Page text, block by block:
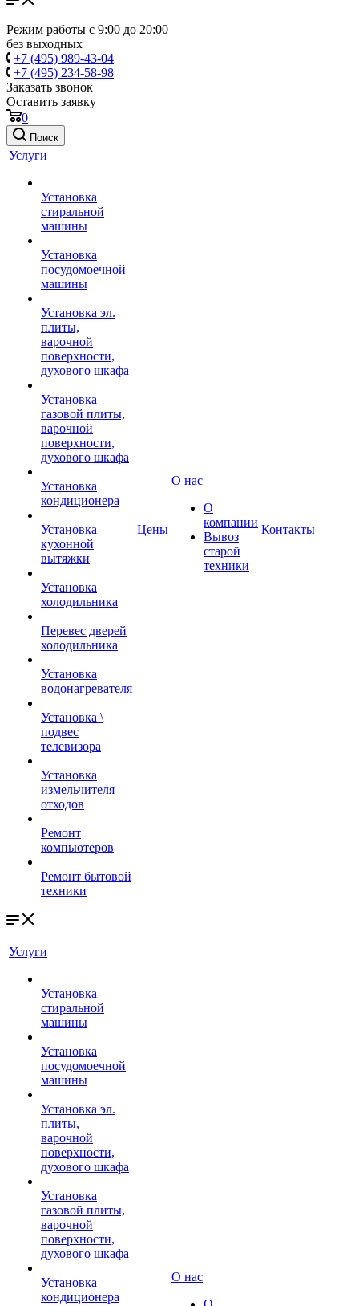
Режим работы с 9:00 до 20:00
без выходных
+7 (495) 989-43-04
+7 (495) 234-58-98
Заказать звонок
Оставить заявку
0
Поиск
Услуги
Установка
стиральной
машины
Установка
посудомоечной
машины
Установка эл.
плиты,
варочной
поверхности,
духового шкафа
Установка
газовой плиты,
варочной
поверхности,
духового шкафа
Установка
кондиционера
Установка
кухонной
вытяжки
Установка
холодильника
Перевес дверей
холодильника
Установка
водонагревателя
Установка \
подвес
телевизора
Установка
измельчителя
отходов
Ремонт
компьютеров
Ремонт бытовой
техники
Цены
О нас
О
компании
Вывоз
старой
техники
Контакты
Услуги
Установка
стиральной
машины
Установка
посудомоечной
машины
Установка эл.
плиты,
варочной
поверхности,
духового шкафа
Установка
газовой плиты,
варочной
поверхности,
духового шкафа
Установка
кондиционера
О нас